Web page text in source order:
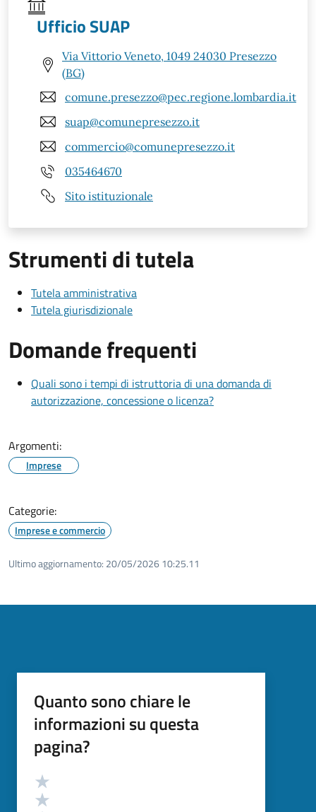
Ufficio SUAP
Via Vittorio Veneto, 1049 24030 Presezzo
(BG)
comune.presezzo@pec.regione.lombardia.it
suap@comunepresezzo.it
commercio@comunepresezzo.it
035464670
Sito istituzionale
Strumenti di tutela
Tutela amministrativa
Tutela giurisdizionale
Domande frequenti
Quali sono i tempi di istruttoria di una domanda di
autorizzazione, concessione o licenza?
Argomenti:
Imprese
Categorie:
Imprese e commercio
Ultimo aggiornamento: 20/05/2026 10:25.11
Quanto sono chiare le
informazioni su questa
pagina?
Valutazione